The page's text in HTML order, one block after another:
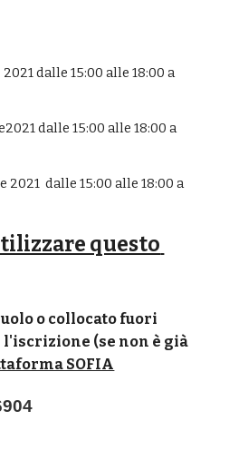
2021 dalle 15:00 alle 18:00 a
2021 dalle 15:00 alle 18:00 a
dalle 15:00 alle 18:00 a
questo
o collocato fuori
(se non è già
SOFIA